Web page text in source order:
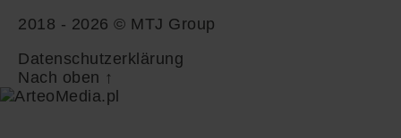
2018 - 2026 © MTJ Group
Datenschutzerklärung
Nach oben ↑